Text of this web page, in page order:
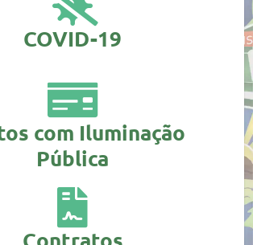
COVID-19
com Iluminação
Pública